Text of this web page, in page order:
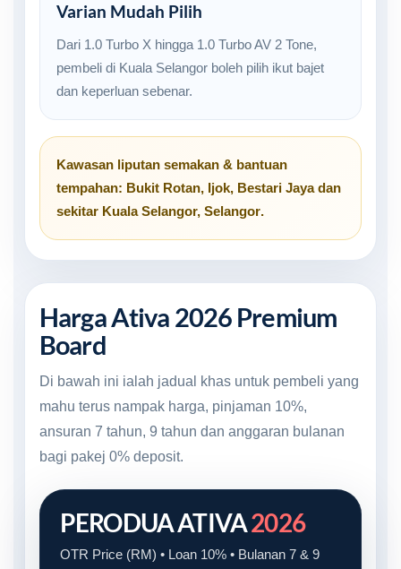
Varian Mudah Pilih
Dari 1.0 Turbo X hingga 1.0 Turbo AV 2 Tone,
pembeli di Kuala Selangor boleh pilih ikut bajet
dan keperluan sebenar.
Kawasan liputan semakan & bantuan
tempahan: Bukit Rotan, Ijok, Bestari Jayadan
sekitar Kuala Selangor, Selangor.
Harga Ativa 2026 Premium
Board
Di bawah ini ialah jadual khas untuk pembeli yang
mahu terus nampak harga, pinjaman 10%,
ansuran 7 tahun, 9 tahun dan anggaran bulanan
bagi pakej 0% deposit.
PERODUA ATIVA2026
OTR Price (RM) • Loan 10% • Bulanan 7 & 9